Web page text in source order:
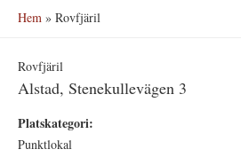
Hem » Rovfjäril
Rovfjäril
Alstad, Stenekullevägen 3
Platskategori:
Punktlokal